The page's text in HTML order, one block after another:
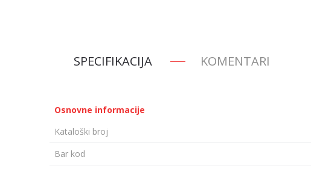
SPECIFIKACIJA KOMENTARI
Osnovne informacije
Kataloški broj
Bar kod